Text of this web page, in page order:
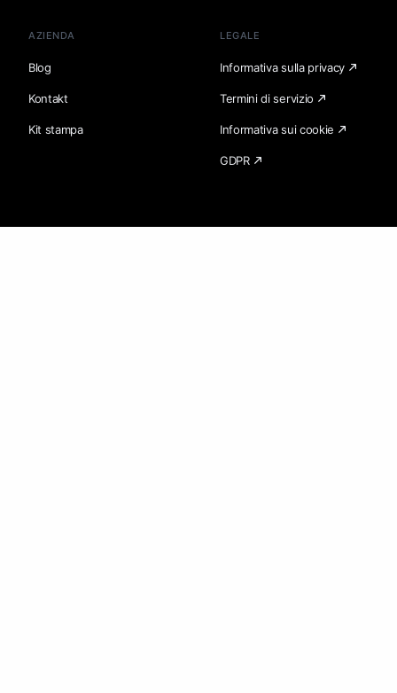
AZIENDA
Blog
Kontakt
Kit stampa
LEGALE
Informativa sulla privacy
Termini di servizio
Informativa sui cookie
GDPR